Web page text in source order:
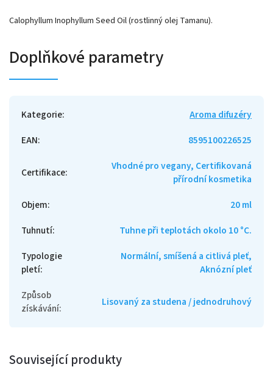
Calophyllum Inophyllum Seed Oil (rostlinný olej Tamanu).
Doplňkové parametry
Kategorie:
Aroma difuzéry
EAN: 8595100226525
Certifikace:
Vhodné pro vegany, Certifikovaná
přírodní kosmetika
Objem:
20 ml
Tuhnutí:
Tuhne při teplotách okolo 10 °C.
Typologie
pletí:
Normální, smíšená a citlivá pleť,
Aknózní pleť
Způsob
získávání: Lisovaný za studena / jednodruhový
Související produkty